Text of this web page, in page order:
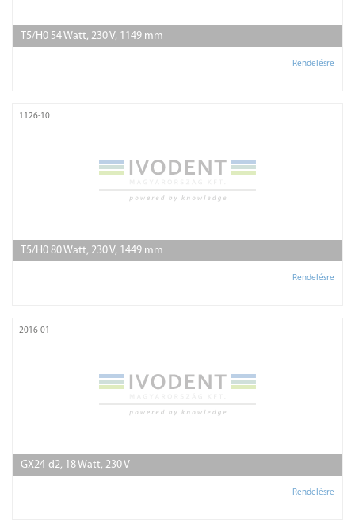
T5/H0 54 Watt, 230 V, 1149 mm
Rendelésre
1126-10
T5/H0 80 Watt, 230 V, 1449 mm
Rendelésre
2016-01
GX24-d2, 18 Watt, 230 V
Rendelésre